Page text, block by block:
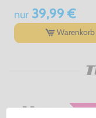
nur39,99 €
Warenkorb